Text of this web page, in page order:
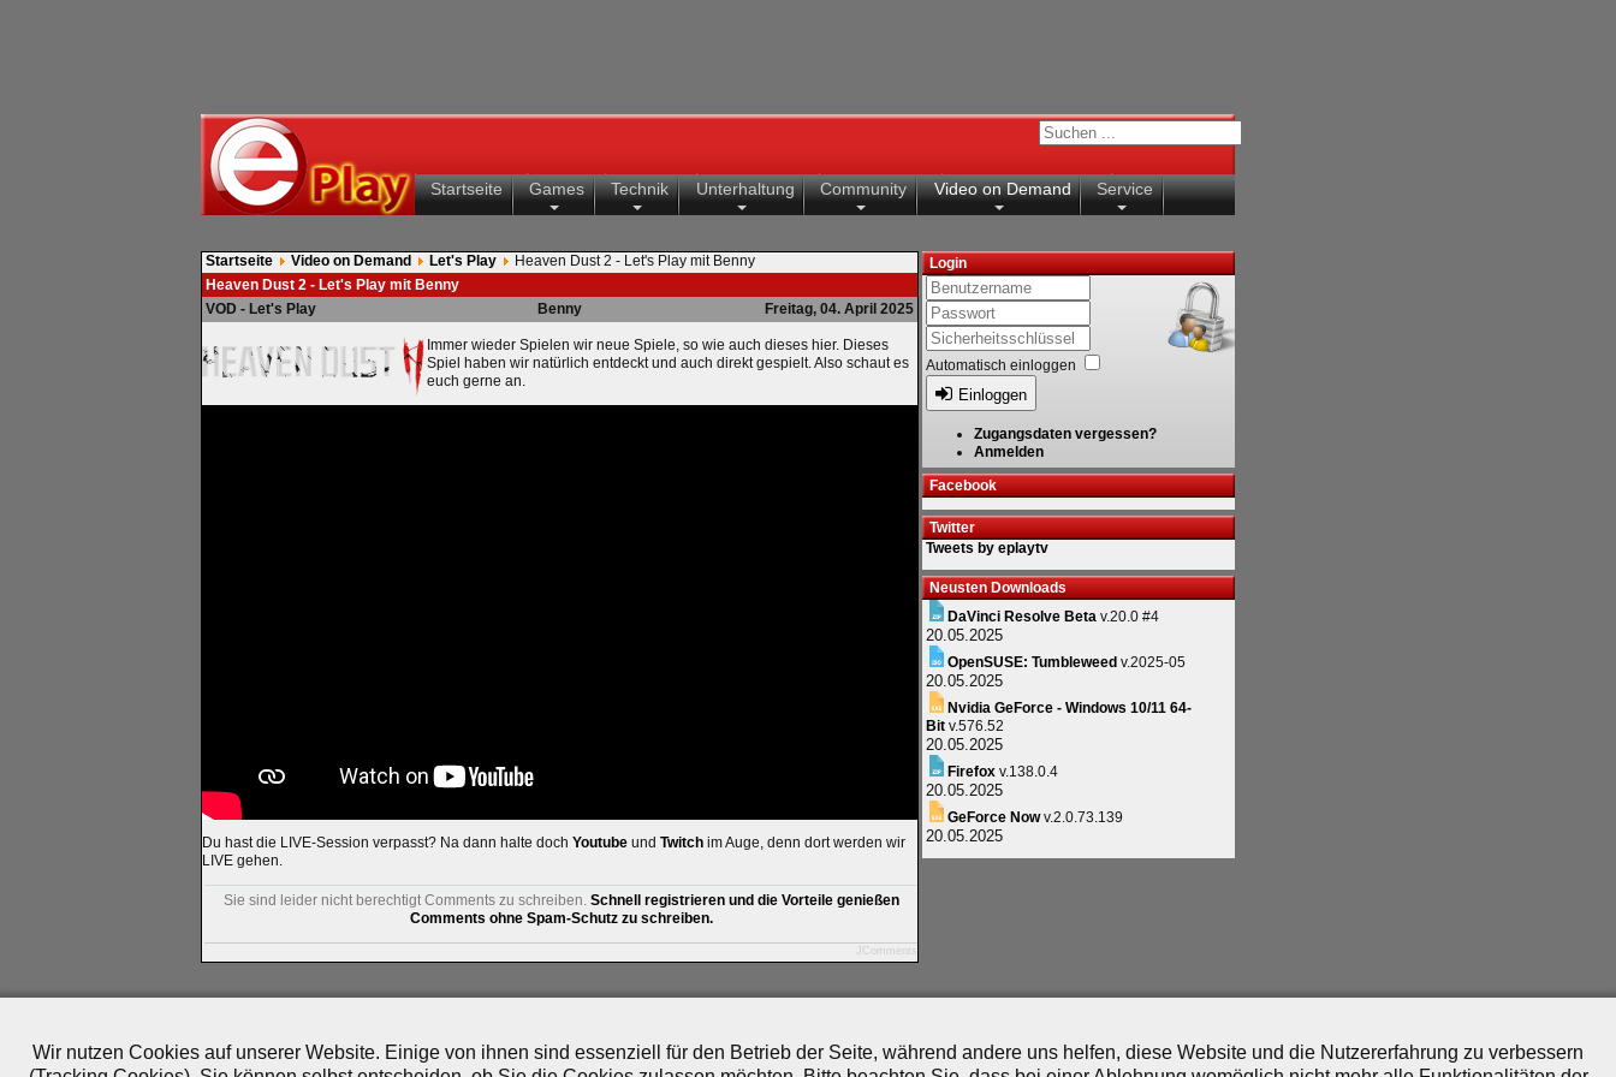
Startseite Games Technik Unterhaltung Community Video on Demand Service
Startseite Video on Demand Let's Play
Heaven Dust 2 - Let's Play mit Benny
Heaven Dust 2 - Let's Play mit Benny
VOD - Let's Play
Benny Freitag, 04. April 2025
Immer wieder Spielen wir neue Spiele, so wie auch dieses hier. Dieses
Spiel haben wir natürlich entdeckt und auch direkt gespielt. Also schaut es
euch gerne an.
Du hast die LIVE-Session verpasst? Na dann halte doch Youtube und Twitch im Auge, denn dort werden wir
LIVE gehen.
Sie sind leider nicht berechtigt Comments zu schreiben. Schnell registrieren und die Vorteile genießen
Comments ohne Spam-Schutz zu schreiben.
JComments
Login
Automatisch einloggen
Einloggen
Zugangsdaten vergessen?
Anmelden
Facebook
Twitter
Tweets by eplaytv
Neusten Downloads
DaVinci Resolve Beta v.20.0 #4
20.05.2025
OpenSUSE: Tumbleweed v.2025-05
20.05.2025
Nvidia GeForce - Windows 10/11 64-
Bit v.576.52
20.05.2025
Firefox v.138.0.4
20.05.2025
GeForce Nowv.2.0.73.139
20.05.2025
© 2010-2026 ePlay TV
Wir nutzen Cookies auf unserer Website. Einige von ihnen sind essenziell für den Betrieb der Seite, während andere uns helfen, diese Website und die Nutzererfahrung zu verbessern